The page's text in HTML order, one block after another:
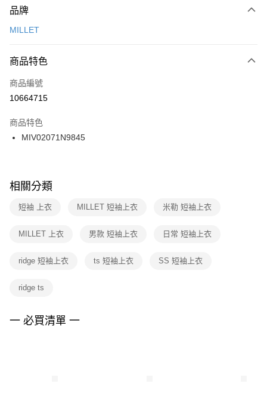
台灣樂天信用卡公司
【關於「AFTEE先享後付」】
便利好安心！
３．安心：先確認商品／服務後，再付款。
【「AFTEE先享後付」結帳流程】
１．於結帳方式選擇「AFTEE先享後付」後，將跳轉至「AFTEE先享後付」
２．訂單成立數日內，您將收到繳費通知簡訊。
３．收到繳費通知簡訊後14天內，點擊此簡訊中的連結，可透過四大超商／
ATM／網路銀行／等多元方式進行付款，方視為交易完成。
※ 交易是否成功請以「AFTEE先享後付 」之結帳頁面顯示為準，若有關於
是否繳費成功／繳費後需取消欲退款等相關疑問，請聯繫「AFTEE先享後付
客戶支援中心」
https://netprotections.freshdesk.com/support/home
１．透過由恩沛科技股份有限公司提供之「AFTEE先享後付」服務完成之交
權轉讓予恩沛科技股份有限公司。
３．未成年的使用者請事先徵得法定代理人或監護人之同意方可使用
４．使用「AFTEE先享後付」時，將依據個別帳號之用戶狀況，依本公司即
運送方式
每筆NT$100，滿NT$1,500(含以上)免運費
宅配
每筆NT$100，滿NT$1,500(含以上)免運費
付款後門市自取
每筆NT$100，滿NT$1,500(含以上)免運費
品牌
MILLET
商品特色
商品編號
10664715
商品特色
MIV02071N9845
相關分類
短袖 上衣 MILLET 短袖上衣 米勒 短袖上衣
MILLET 上衣 男款 短袖上衣 日常 短袖上衣
ridge 短袖上衣 ts 短袖上衣 SS 短袖上衣
ridge ts
一 必買清單 一